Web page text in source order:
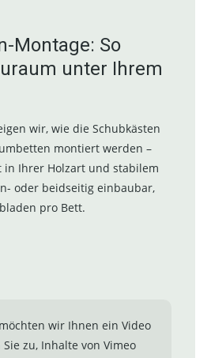
Montage: So
unter Ihrem
wir, wie die Schubkästen
montiert werden –
in Ihrer Holzart und stabilem
oder beidseitig einbaubar,
pro Bett.
wir Ihnen ein Video
zu, Inhalte von Vimeo